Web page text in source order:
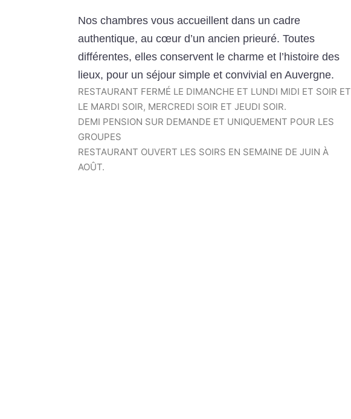
Nos chambres vous accueillent dans un cadre
authentique, au cœur d’un ancien prieuré. Toutes
différentes, elles conservent le charme et l’histoire des
lieux, pour un séjour simple et convivial en Auvergne.
RESTAURANT FERMÉ LE DIMANCHE ET LUNDI MIDI ET SOIR ET
LE MARDI SOIR, MERCREDI SOIR ET JEUDI SOIR.
DEMI PENSION SUR DEMANDE ET UNIQUEMENT POUR LES
GROUPES
RESTAURANT OUVERT LES SOIRS EN SEMAINE DE JUIN À
AOÛT.